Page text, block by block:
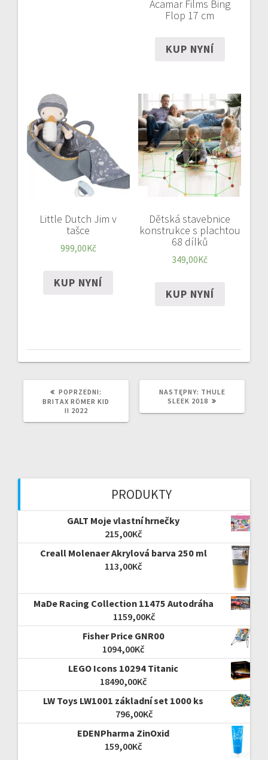
Acamar Films Bing
Flop 17 cm
KUP NYNÍ
Little Dutch Jim v
tašce
999,00Kč
KUP NYNÍ
Dětská stavebnice
konstrukce s plachtou
68 dílků
349,00Kč
KUP NYNÍ
POPRZEDNI:
WPIS:
BRITAX RÖMER KID
II 2022
NASTĘPNY: NASTĘPNY
WPIS:
THULE
SLEEK 2018
PRODUKTY
GALT Moje vlastní hrnečky
215,00Kč
Creall Molenaer Akrylová barva 250 ml
113,00Kč
MaDe Racing Collection 11475 Autodráha
1159,00Kč
Fisher Price GNR00
1094,00Kč
LEGO Icons 10294 Titanic
18490,00Kč
LW Toys LW1001 základní set 1000 ks
796,00Kč
EDENPharma ZinOxid
159,00Kč